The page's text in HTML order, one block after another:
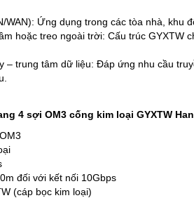
WAN): Ứng dụng trong các tòa nhà, khu
hoặc treo ngoài trời: Cấu trúc GYXTW
– trung tâm dữ liệu: Đáp ứng nhu cầu
4 sợi OM3 cống kim loại GYXTW
đối với kết nối 10Gbps
(cáp bọc kim loại)